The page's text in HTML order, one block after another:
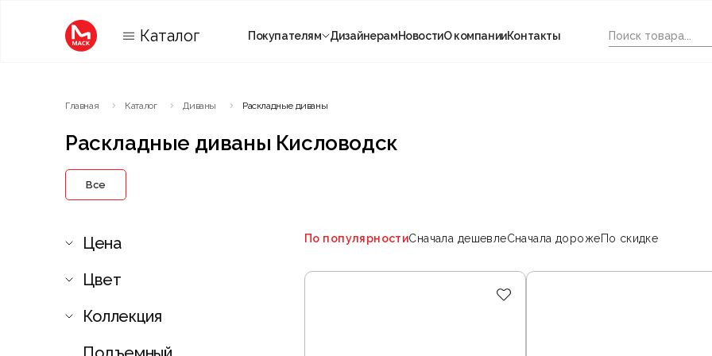
Каталог Покупателям ДизайнерамНовостиО компанииКонтакты
Главная Каталог Диваны Раскладные диваны
Раскладные диваны Кисловодск
Все
Цена
Цвет
Коллекция
По популярностиСначала дешевлеСначала дорожеПо скидке